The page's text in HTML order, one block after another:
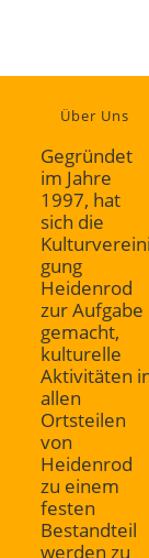
Über Uns
Gegründet
im Jahre
1997, hat
sich die
Kulturvereini
gung
Heidenrod
zur Aufgabe
gemacht,
kulturelle
Aktivitäten
allen
Ortsteilen
von
Heidenrod
zu einem
festen
Bestandteil
werden zu